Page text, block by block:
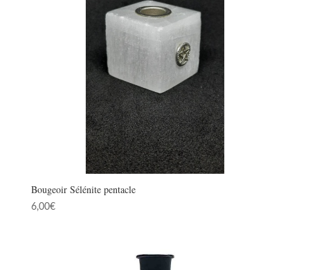
Bougeoir Sélénite pentacle
6,00€